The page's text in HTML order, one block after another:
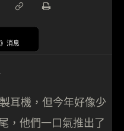
消息
耳機，但今年好像少
，他們一口氣推出了